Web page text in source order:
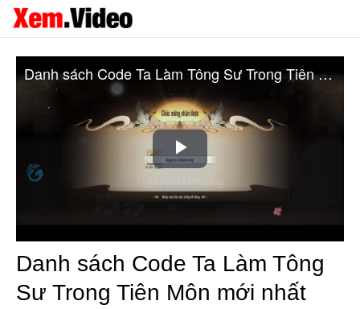
Play
Video
Danh sách Code Ta Làm Tông Sư Trong Tiên Môn mới nhất
Danh sách Code Ta Làm Tông
Sư Trong Tiên Môn mới nhất